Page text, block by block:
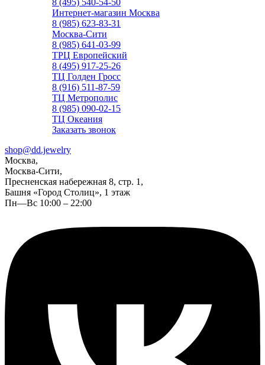
8 (495) 540-54-50
Интернет-магазин Москва
8 (985) 623-83-31
Москва-Сити
8 (985) 641-03-99
ТРЦ Европейский
8 (495) 917-25-26
ТЦ Голден Гросс
8 (916) 511-87-59
ТЦ Метрополис
8 (985) 090-02-15
ТЦ Океания
Заказать звонок
shop@dd.jewelry
Москва,
Москва-Сити,
Пресненская набережная 8, стр. 1,
Башня «Город Столиц», 1 этаж
Пн—Вс 10:00 – 22:00